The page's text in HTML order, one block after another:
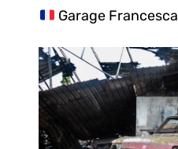
Garage Francesca